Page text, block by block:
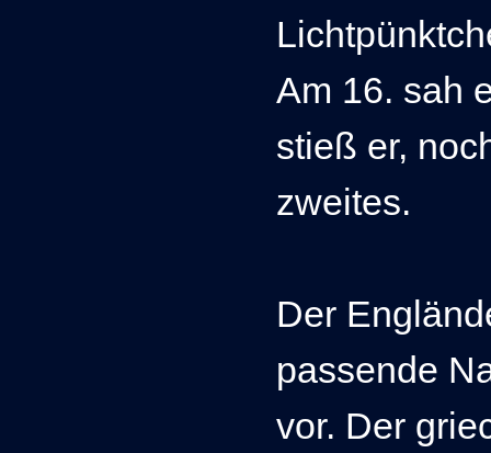
Am 16. sah
stieß er,
zweites.
Der
passende
vor. Der